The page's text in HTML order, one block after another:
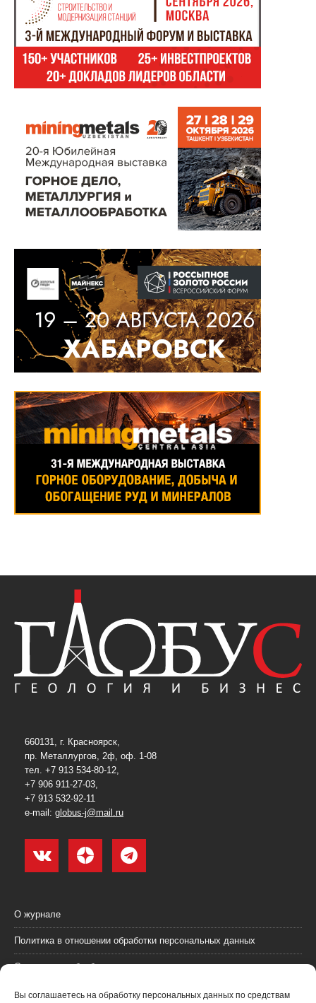
Вы соглашаетесь на обработку персональных данных по средствам
660131, г. Красноярск,
пр. Металлургов, 2ф, оф. 1-08
тел. +7 913 534-80-12,
+7 906 911-27-03,
+7 913 532-92-11
e-mail: globus-j@mail.ru
О журнале
Политика в отношении обработки персональных данных
Согласие на обработку персональных данных
Пользовательское соглашение (оферта)